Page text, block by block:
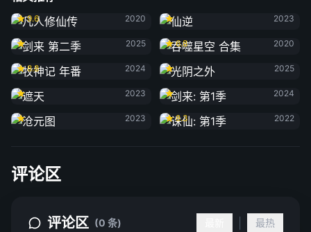
凡人修仙传
9.6
2020
2023
剑来 第二季
2025
吞噬星空 合集
6.8
2020
牧神记 年番
8.8
2024
光阴之外
2025
遮天
2023
剑来: 第1季
2024
沧元图
2023
诛仙: 第1季
8.3
2022
评论区
评论区 (0 条) 最热